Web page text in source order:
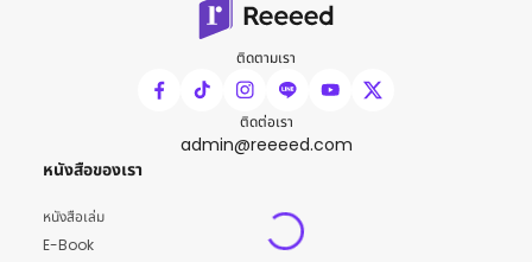
ติดตามเรา
ติดต่อเรา
admin@reeeed.com
หนังสือของเรา
หนังสือเล่ม
E-Book